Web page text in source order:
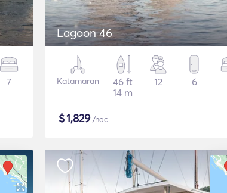
7
Lagoon 46
Katamaran
46 ft
14 m
12 6
$1,829/noc